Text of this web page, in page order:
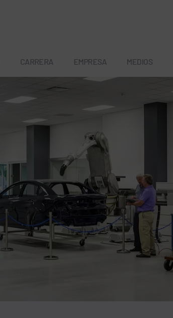
CARRERA EMPRESA MEDIOS